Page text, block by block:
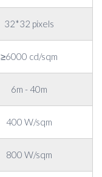
32*32 pixels
≥6000 cd/sqm
6m - 40m
400 W/sqm
800 W/sqm